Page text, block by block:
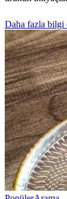
Daha fazla bilgi